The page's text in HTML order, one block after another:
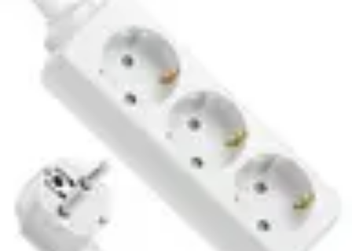
Astuces Pour Économiser
Économies QuotidiennesÉnergie
et Cuisine
Astuces Pour Économiser